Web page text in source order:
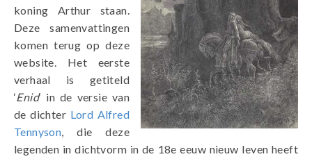
koning Arthur staan.
Deze samenvattingen
komen terug op deze
website. Het eerste
verhaal is getiteld
‘Enid‘ in de versie van
de dichter Lord Alfred
Tennyson, die deze
legenden in dichtvorm in de 18e eeuw nieuw leven heeft